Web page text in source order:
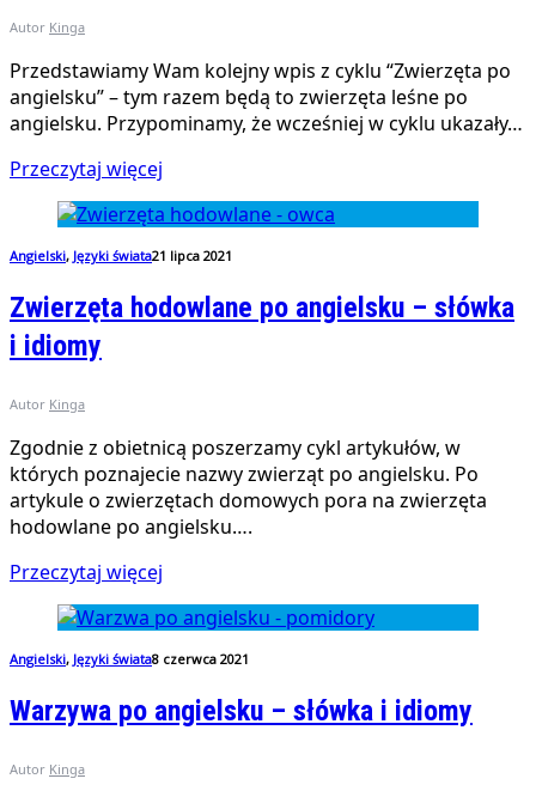
Autor Kinga
Przedstawiamy Wam kolejny wpis z cyklu “Zwierzęta po
angielsku” – tym razem będą to zwierzęta leśne po
angielsku. Przypominamy, że wcześniej w cyklu ukazały…
Przeczytaj więcej
Angielski, Języki świata21 lipca 2021
Zwierzęta hodowlane po angielsku – słówka
i idiomy
Autor Kinga
Zgodnie z obietnicą poszerzamy cykl artykułów, w
których poznajecie nazwy zwierząt po angielsku. Po
artykule o zwierzętach domowych pora na zwierzęta
hodowlane po angielsku….
Przeczytaj więcej
Angielski, Języki świata8 czerwca 2021
Warzywa po angielsku – słówka i idiomy
Autor Kinga